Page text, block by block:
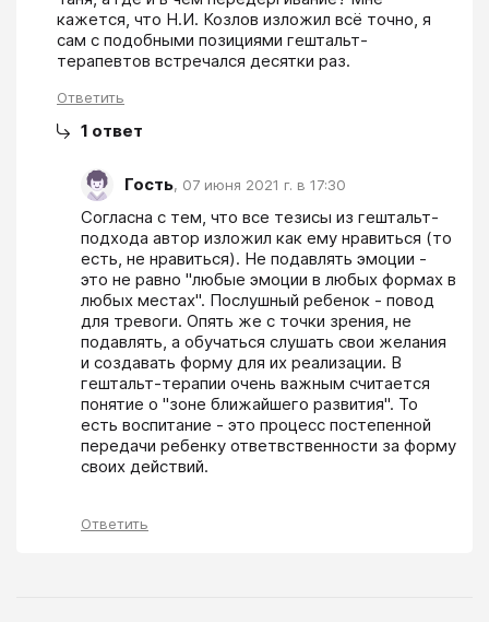
кажется, что Н.И. Козлов изложил всё точно, я
сам с подобными позициями гештальт-
терапевтов встречался десятки раз.
Ответить
1 ответ
Гость, 07 июня 2021 г. в 17:30
Согласна с тем, что все тезисы из гештальт-
подхода автор изложил как ему нравиться (то
есть, не нравиться). Не подавлять эмоции -
это не равно "любые эмоции в любых формах в
любых местах". Послушный ребенок - повод
для тревоги. Опять же с точки зрения, не
подавлять, а обучаться слушать свои желания
и создавать форму для их реализации. В
гештальт-терапии очень важным считается
понятие о "зоне ближайшего развития". То
есть воспитание - это процесс постепенной
передачи ребенку ответвственности за форму
своих действий.
Ответить